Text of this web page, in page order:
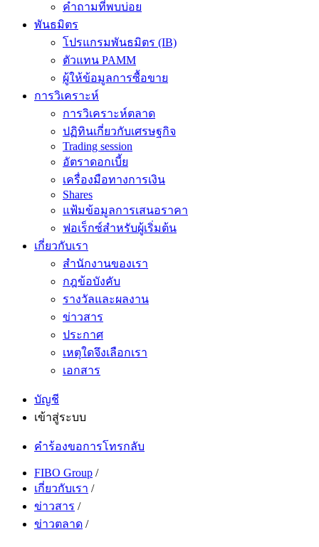
คำถามที่พบบ่อย
พันธมิตร
โปรแกรมพันธมิตร (IB)
ตัวแทน PAMM
ผู้ให้ข้อมูลการซื้อขาย
การวิเคราะห์
การวิเคราะห์ตลาด
ปฏิทินเกี่ยวกับเศรษฐกิจ
Trading session
อัตราดอกเบี้ย
เครื่องมือทางการเงิน
Shares
แฟ้มข้อมูลการเสนอราคา
ฟอเร็กซ์สำหรับผู้เริ่มต้น
เกี่ยวกับเรา
สำนักงานของเรา
กฎข้อบังคับ
รางวัลและผลงาน
ข่าวสาร
ประกาศ
เหตุใดจึงเลือกเรา
เอกสาร
บัญชี
เข้าสู่ระบบ
คำร้องขอการโทรกลับ
FIBO Group /
เกี่ยวกับเรา /
ข่าวสาร /
ข่าวตลาด /